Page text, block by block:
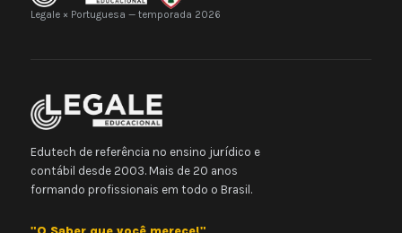
Legale × Portuguesa — temporada 2026
Edutech de referência no ensino jurídico e
contábil desde 2003. Mais de 20 anos
formando profissionais em todo o Brasil.